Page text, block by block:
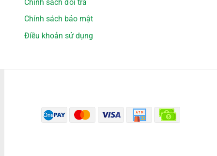
Chính sách đổi trả
Chính sách bảo mật
Điều khoản sử dụng